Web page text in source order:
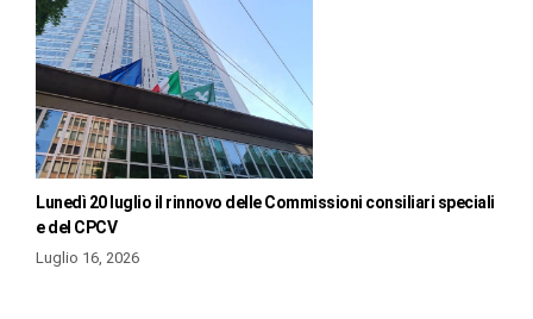
Lunedì 20 luglio il rinnovo delle Commissioni consiliari speciali
e del CPCV
Luglio 16, 2026